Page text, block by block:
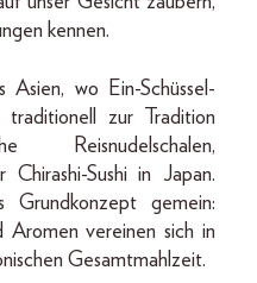
kennen.
wo Ein-Schüssel-
zur Tradition
Reisnudelschalen,
Chirashi-Sushi in Japan.
Grundkonzept gemein:
Aromen vereinen sich in
Gesamtmahlzeit.